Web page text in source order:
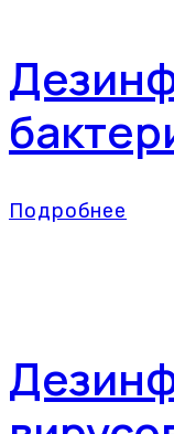
Подробнее